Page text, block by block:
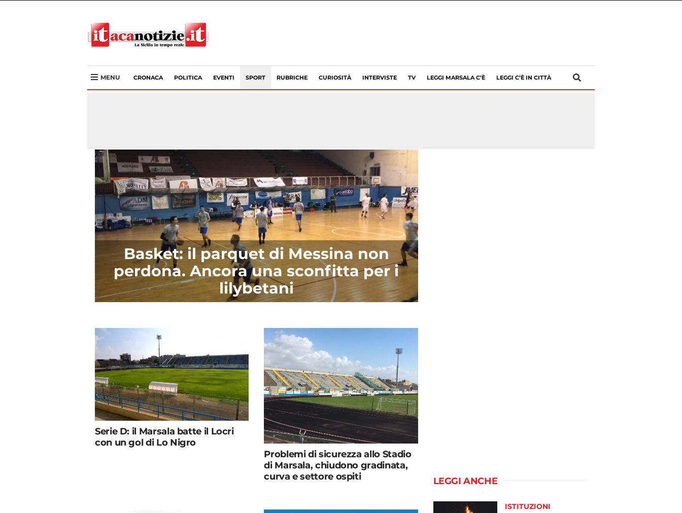
MENU CRONACA POLITICA EVENTI SPORT RUBRICHE CURIOSITÀ INTERVISTE TV LEGGI MARSALA C’È LEGGI C’È IN CITTÀ
Basket: il parquet di Messina non
perdona. Ancora una sconfitta per i
lilybetani
Serie D: il Marsala batte il Locri
con un gol di Lo Nigro
Problemi di sicurezza allo Stadio
di Marsala, chiudono gradinata,
curva e settore ospiti
LEGGI ANCHE
ISTITUZIONI